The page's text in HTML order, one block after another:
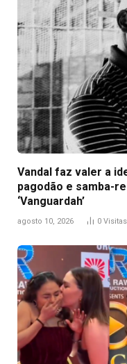
Vandal faz valer a
pagodão e samba-
‘Vanguardah’
agosto 10, 2026 0 Visitas